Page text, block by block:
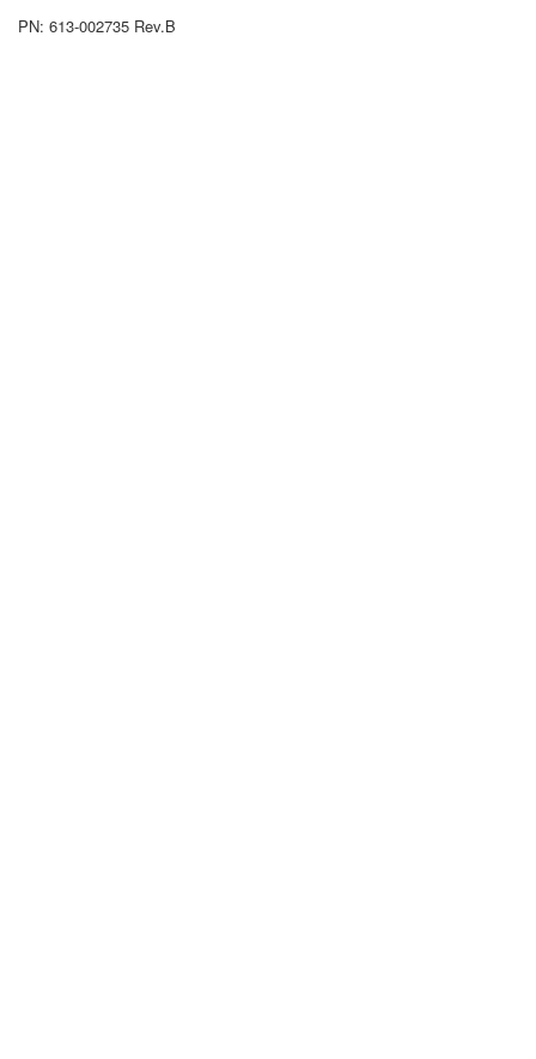
PN: 613-002735 Rev.B